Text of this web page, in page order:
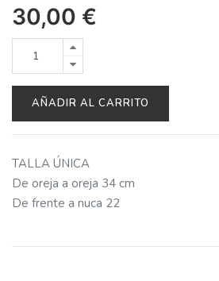
30,00 €
AÑADIR AL CARRITO
TALLA ÚNICA
De oreja a oreja 34 cm
De frente a nuca 22